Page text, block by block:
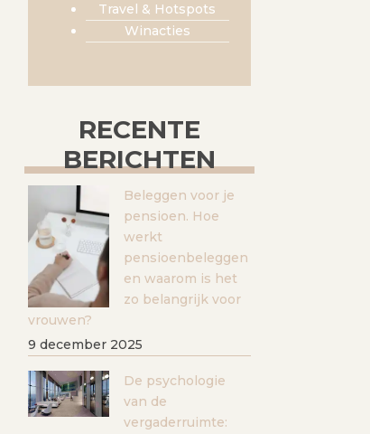
Travel & Hotspots
Winacties
RECENTE
BERICHTEN
Beleggen voor je
pensioen. Hoe
werkt
pensioenbeleggen
en waarom is het
zo belangrijk voor
vrouwen?
9 december 2025
De psychologie
van de
vergaderruimte: